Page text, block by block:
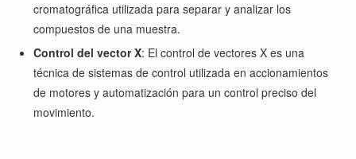
cromatográfica utilizada para separar y analizar los
compuestos de una muestra.
Control del vector X: El control de vectores X es una
técnica de sistemas de control utilizada en accionamientos
de motores y automatización para un control preciso del
movimiento.